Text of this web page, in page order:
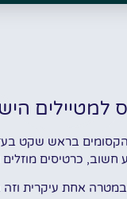
בראש שקט
חשוב, כרטיסים מוזלים
אחת עיקרית וזה